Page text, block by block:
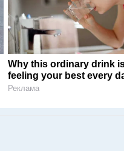
Why this ordinary drink
feeling your best every
Реклама